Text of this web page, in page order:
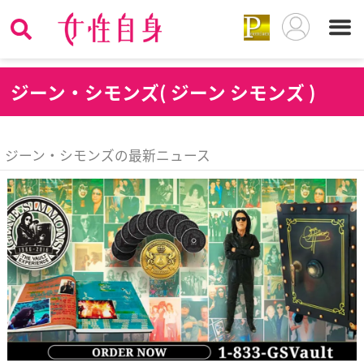
ジーン・シモンズ( ジーン シモンズ )
ジーン・シモンズの最新ニュース